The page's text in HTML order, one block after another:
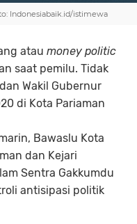
Indonesiabaik.id/istimewa
atau money politic
saat pemilu. Tidak
Wakil Gubernur
di Kota Pariaman
Bawaslu Kota
dan Kejari
Sentra Gakkumdu
antisipasi politik